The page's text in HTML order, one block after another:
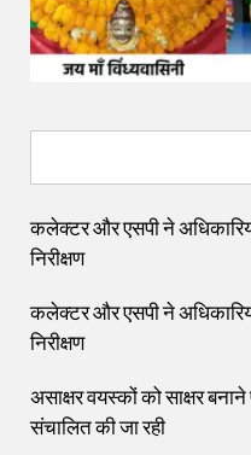
कलेक्टर और एसपी ने
निरीक्षण
कलेक्टर और एसपी ने
निरीक्षण
असाक्षर वयस्कों को साक्षर बनाने
संचालित की जा रही